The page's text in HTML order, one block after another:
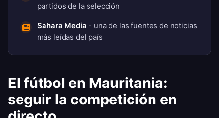
partidos de la selección
Sahara Media - una de las fuentes de noticias
más leídas del país
El fútbol en Mauritania:
seguir la competición en